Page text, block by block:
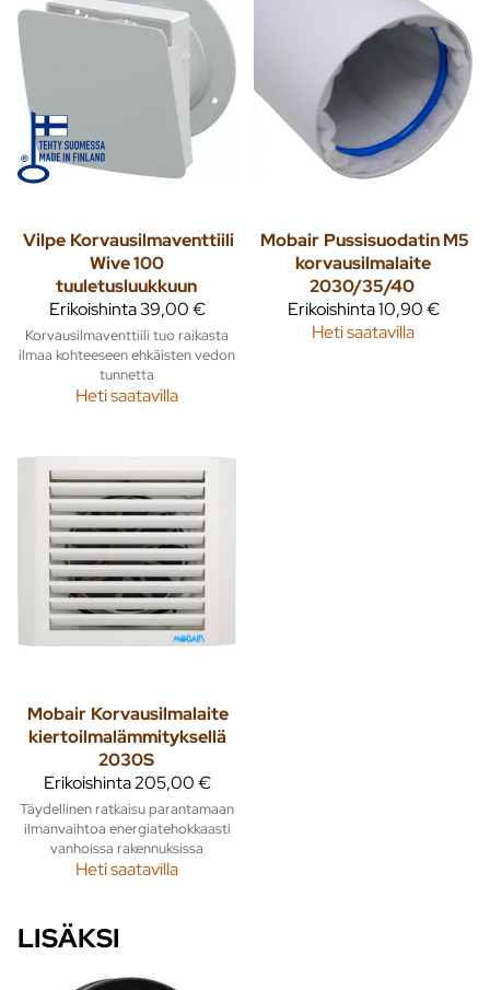
Vilpe Korvausilmaventtiili
Wive 100
tuuletusluukkuun
Erikoishinta39,00 €
Korvausilmaventtiili tuo raikasta
ilmaa kohteeseen ehkäisten vedon
tunnetta
Heti saatavilla
Mobair Pussisuodatin M5
korvausilmalaite
2030/35/40
Erikoishinta10,90 €
Heti saatavilla
Mobair Korvausilmalaite
kiertoilmalämmityksellä
2030S
Erikoishinta205,00 €
Täydellinen ratkaisu parantamaan
ilmanvaihtoa energiatehokkaasti
vanhoissa rakennuksissa
Heti saatavilla
LISÄKSI